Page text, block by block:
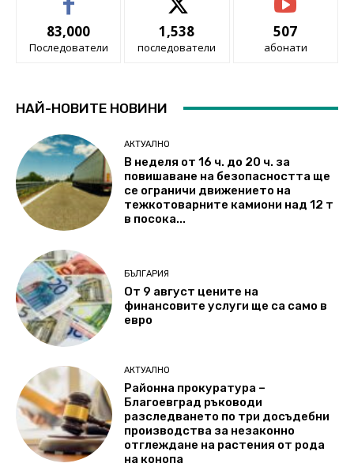
83,000
Последователи
1,538
последователи
507
абонати
НАЙ-НОВИТЕ НОВИНИ
АКТУАЛНО
В неделя от 16 ч. до 20 ч. за
повишаване на безопасността ще
се ограничи движението на
тежкотоварните камиони над 12 т
в посока...
БЪЛГАРИЯ
От 9 август цените на
финансовите услуги ще са само в
евро
АКТУАЛНО
Районна прокуратура –
Благоевград ръководи
разследването по три досъдебни
производства за незаконно
отглеждане на растения от рода
на конопа